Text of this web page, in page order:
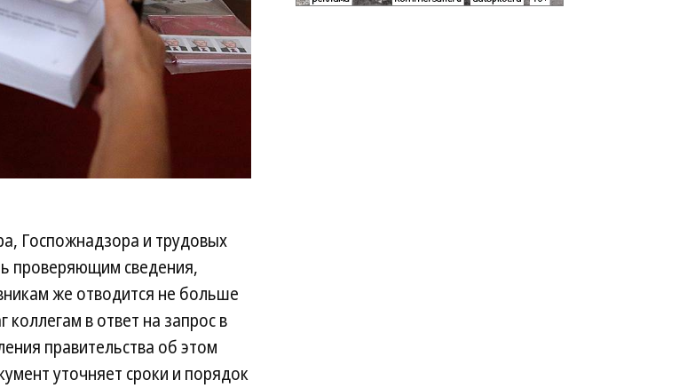
Госпожнадзора и трудовых
проверяющим сведения,
же отводится не больше
в ответ на запрос в
правительства об этом
уточняет сроки и порядок